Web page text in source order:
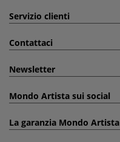
Servizio clienti
Contattaci
Newsletter
Mondo Artista sui social
La garanzia Mondo Artista